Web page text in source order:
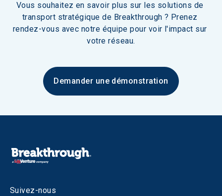
Vous souhaitez en savoir plus sur les solutions de
transport stratégique de Breakthrough ? Prenez
rendez-vous avec notre équipe pour voir l'impact sur
votre réseau.
Demander une démonstration
Suivez-nous